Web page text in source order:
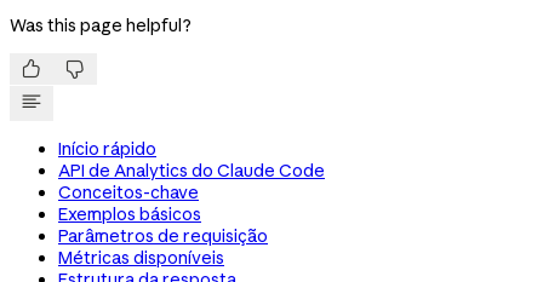
Was this page helpful?
 
Início rápido
API de Analytics do Claude Code
Conceitos-chave
Exemplos básicos
Parâmetros de requisição
Métricas disponíveis